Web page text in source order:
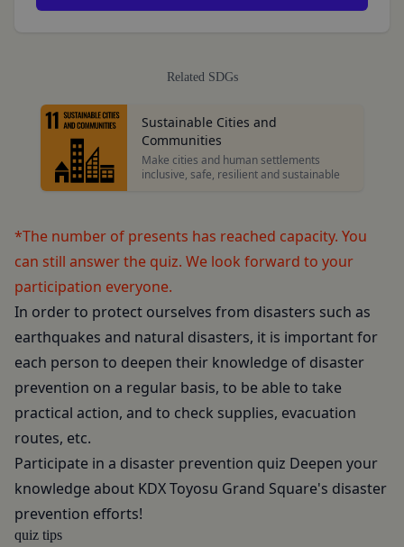
Related SDGs
Sustainable Cities and
Communities
Make cities and human settlements
inclusive, safe, resilient and sustainable
*The number of presents has reached capacity. You
can still answer the quiz. We look forward to your
participation everyone.
In order to protect ourselves from disasters such as
earthquakes and natural disasters, it is important for
each person to deepen their knowledge of disaster
prevention on a regular basis, to be able to take
practical action, and to check supplies, evacuation
routes, etc.
Participate in a disaster prevention quiz Deepen your
knowledge about KDX Toyosu Grand Square's disaster
prevention efforts!
quiz tips
レスを取得する場合があります。また、当社は、お
スなど、お客様が提供することを選択したその他の
あらゆる情報を取得する場合があります。
位置情報
お客様が、端末または携帯端末上で当社のサービス
を利用し、そこで位置情報を提供することを認めた
場合、当社は、お客様の位置情報を取得することが
より無効にすることができますが、無効にした場合
には当社のサービスの一部が利用できなくなくなる
ことがあります。
お客様のアクションに関する情報
お客様が、当社のサービスを利用する際、直接当社
に提供した情報および当社のサービスを提供してい
る第三者サービス提供者を通じて提供した情報を、
当社は取得・保管することがあります。お客様のサ
ービスご利用状況、他の利用者との交流に関する情
報も取得することがあります。
外部サービスでお客様が利用するIDおよびその他
外部サービスのプライバシー設定によりお客様が提
携先に開示を認めた情報を取得することがありま
す。
第4条に規定する方法に従って、登録希望者が行う
本サービスの利用登録をいいます。
「登録情報」
登録希望者及び利用者が会員登録時に登録した当社
断して登録を求めた情報及びこれらの情報について
利用者自身が追加、変更を行った場合の当該情報を
「アカウント」
各会員が保有する、本サービスの利用に関する権利
の総体をいいます。
「パスワード」
登録情報と組み合わせて、会員とその他の者とを識
別するために用いられる符号をいいます。
「提携パートナー」
当社との間で締結する契約に基づき、本サービスと
提携するサービス（以下「提携サービス」といいま
す。）を提供し、又はその運営を行う者をいいま
す。